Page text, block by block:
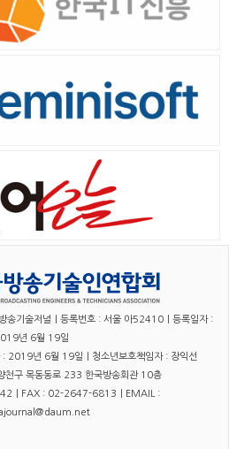
송기술저널｜등록번호 : 서울 아52410｜등록일자 :
년 6월 19일
: 2019년 6월 19일｜청소년보호책임자 : 장익선
구 목동동로 233 한국방송회관 10층
｜FAX : 02-2647-6813｜EMAIL :